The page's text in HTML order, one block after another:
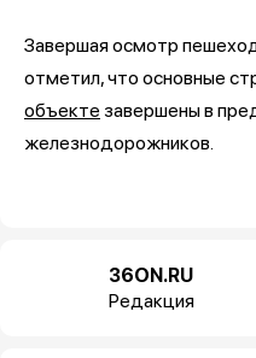
Завершая осмотр
отметил, что основные
объекте завершены в
железнодорожников.
36ON.RU
Редакция